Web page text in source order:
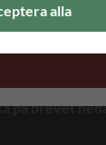
alltid ringa oss
på brevet
alla